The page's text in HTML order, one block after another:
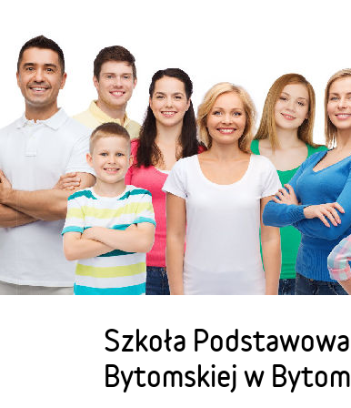
Szkoła
Bytomskiej w